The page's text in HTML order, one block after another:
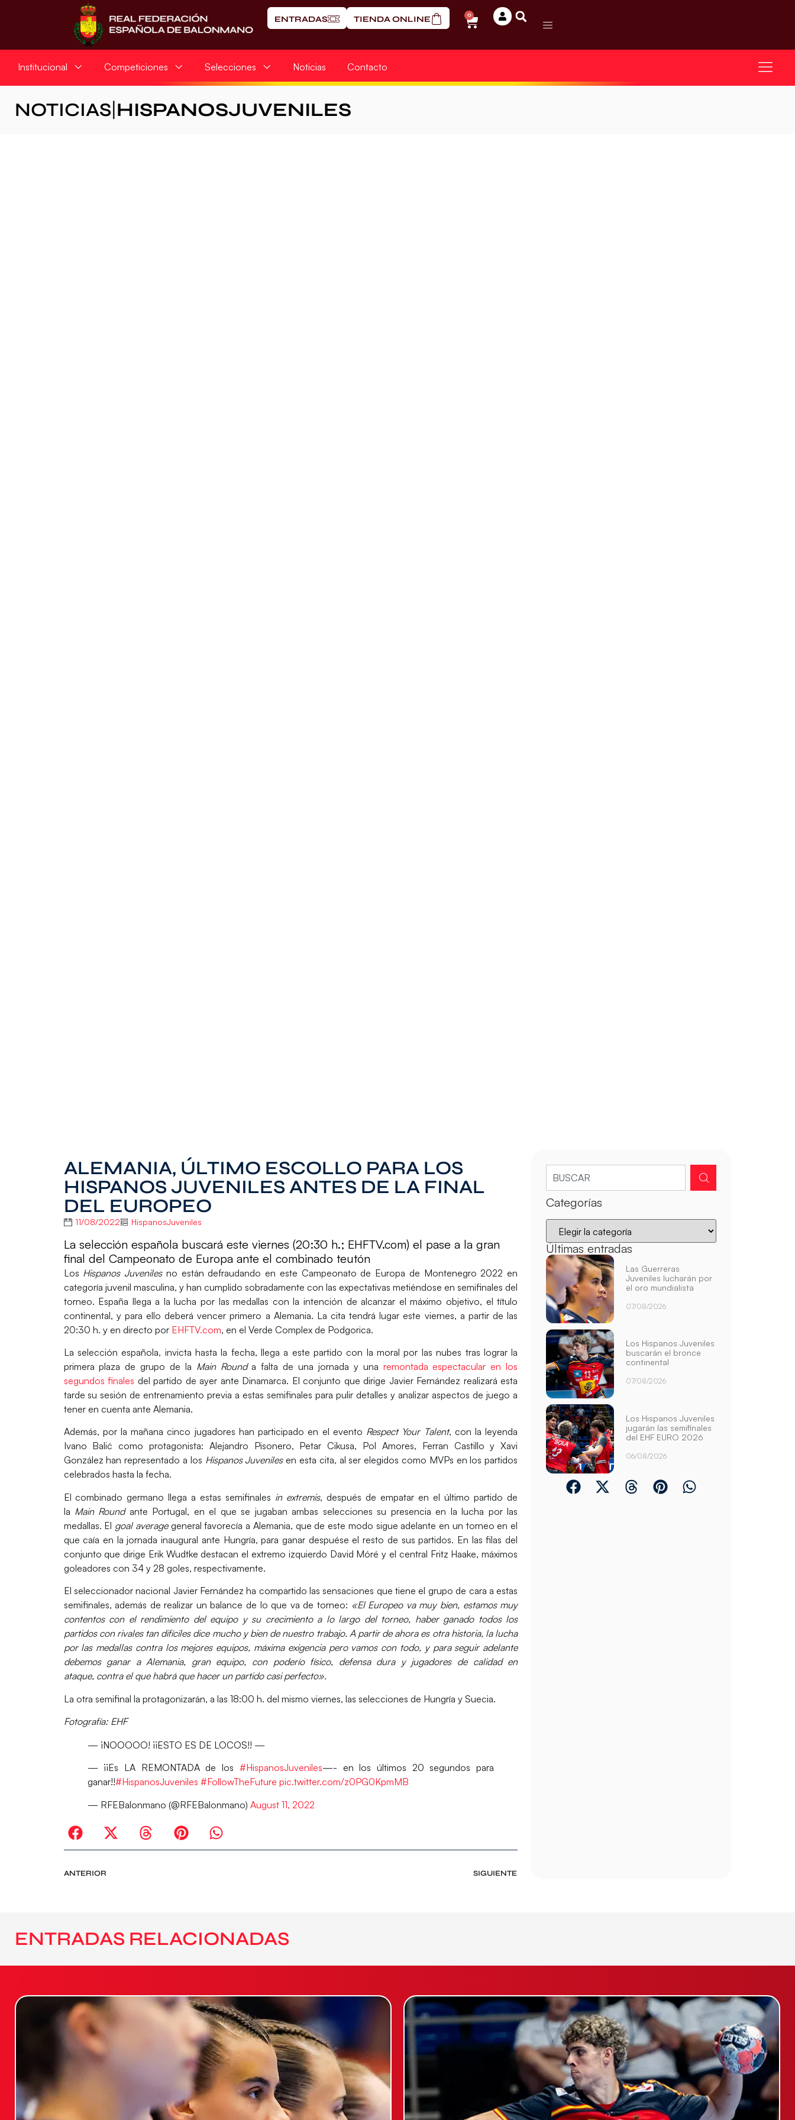
ENTRADAS TIENDA ONLINE 0
Institucional Competiciones Selecciones Noticias Contacto
NOTICIAS HISPANOSJUVENILES
ALEMANIA, ÚLTIMO ESCOLLO PARA LOS
HISPANOS JUVENILES ANTES DE LA FINAL
DEL EUROPEO
11/08/2022 HispanosJuveniles
La selección española buscará este viernes (20:30 h.; EHFTV.com) el pase a la gran
final del Campeonato de Europa ante el combinado teutón
Los Hispanos Juveniles no están defraudando en este Campeonato de Europa de Montenegro 2022en
categoría juvenil masculina, y han cumplido sobradamente con las expectativas metiéndose en semifinales del
torneo. España llega a la lucha por las medallas con la intención de alcanzar el máximo objetivo, el título
continental, y para ello deberá vencer primero a Alemania. La cita tendrá lugar este viernes, a partir de las
20:30 h. y en directo por EHFTV.com, en el Verde Complex de Podgorica.
La selección española, invicta hasta la fecha, llega a este partido con la moral por las nubes tras lograr la
primera plaza de grupo de la Main Rounda falta de una jornada y una remontada espectacular en los
segundos finales del partido de ayer ante Dinamarca. El conjunto que dirige Javier Fernández realizará esta
tarde su sesión de entrenamiento previa a estas semifinales para pulir detalles y analizar aspectos de juego a
tener en cuenta ante Alemania.
Además, por la mañana cinco jugadores han participado en el evento Respect Your Talent, con la leyenda
Ivano Balić como protagonista: Alejandro Pisonero, Petar Cikusa, Pol Amores, Ferran Castillo y Xavi
González han representado a los Hispanos Juvenilesen esta cita, al ser elegidos como MVPs en los partidos
celebrados hasta la fecha.
El combinado germano llega a estas semifinales in extremis, después de empatar en el último partido de
la Main Round ante Portugal, en el que se jugaban ambas selecciones su presencia en la lucha por las
medallas. El goal averagegeneral favorecía a Alemania, que de este modo sigue adelante en un torneo en el
que caía en la jornada inaugural ante Hungría, para ganar despuése el resto de sus partidos. En las filas del
conjunto que dirige Erik Wudtke destacan el extremo izquierdo David Móré y el central Fritz Haake, máximos
goleadores con 34 y 28 goles, respectivamente.
El seleccionador nacional Javier Fernández ha compartido las sensaciones que tiene el grupo de cara a estas
semifinales, además de realizar un balance de lo que va de torneo: «El Europeo va muy bien, estamos muy
contentos con el rendimiento del equipo y su crecimiento a lo largo del torneo, haber ganado todos los
partidos con rivales tan difíciles dice mucho y bien de nuestro trabajo. A partir de ahora es otra historia, la lucha
por las medallas contra los mejores equipos, máxima exigencia pero vamos con todo, y para seguir adelante
debemos ganar a Alemania, gran equipo, con poderío físico, defensa dura y jugadores de calidad en
ataque, contra el que habrá que hacer un partido casi perfecto».
La otra semifinal la protagonizarán, a las 18:00 h. del mismo viernes, las selecciones de Hungría y Suecia.
Fotografía: EHF
— ¡NOOOOO! ¡¡ESTO ES DE LOCOS!! —
— ¡¡Es LA REMONTADA de los #HispanosJuveniles—- en los últimos 20 segundos para
ganar!!#HispanosJuveniles #FollowTheFuture pic.twitter.com/z0PG0KpmMB
— RFEBalonmano (@RFEBalonmano) August 11, 2022
ANTERIOR SIGUIENTE
Categorías
Últimas entradas
Las Guerreras
Juveniles lucharán por
el oro mundialista
07/08/2026
Los Hispanos Juveniles
buscarán el bronce
continental
07/08/2026
Los Hispanos Juveniles
jugarán las semifinales
del EHF EURO 2026
06/08/2026
ENTRADAS RELACIONADAS